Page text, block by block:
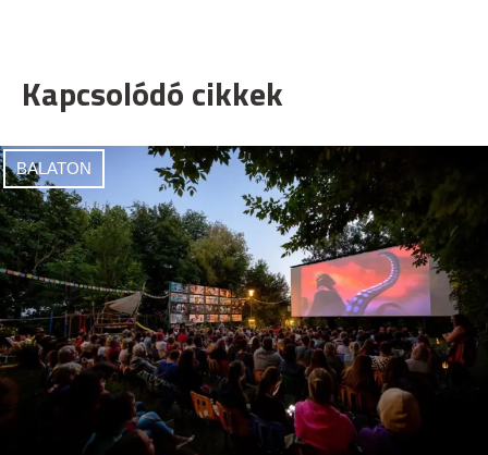
Kapcsolódó cikkek
BALATON